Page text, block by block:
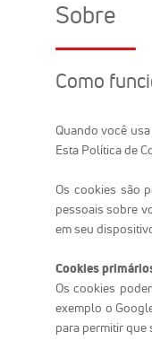
Sobre
Como
Quando você
Esta Política de
Os cookies são
pessoais sobre
em seu
Cookies
Os cookies
exemplo o
para permitir que